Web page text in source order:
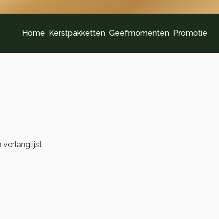
Home Kerstpakketten Geefmomenten Promotie
verlanglijst